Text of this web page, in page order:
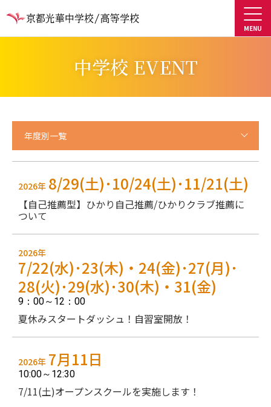
中学校 EVENT
年度別一覧
2026年 8/29(土)･10/24(土)･11/21(土)
【自己推薦型】ひかり自己推薦/ひかりクラブ推薦に
ついて
2026年
7/22(水)･23(木)・24(金)･27(月)･
28(火)･29(水)･30(木)・31(金)
9：00～12：00
夏休みスタートダッシュ！自習室開放！
2026年 7月11日
10:00～12:30
7/11(土)オープンスクールを実施します！